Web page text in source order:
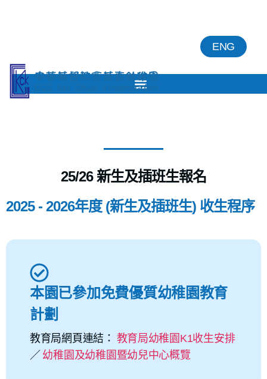
ENG
25/26 新生及插班生報名
2025 - 2026年度 (新生及插班生) 收生程序
本園已參加免費優質幼稚園教育
計劃
教育局網頁連結： 教育局幼稚園K1收生安排
／ 幼稚園及幼稚園暨幼兒中心概覽